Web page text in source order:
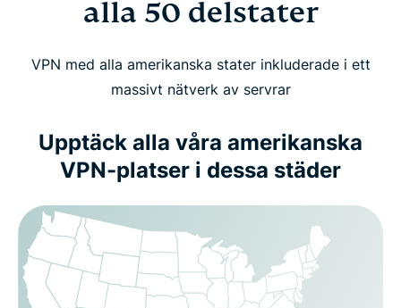
alla 50 delstater
VPN med alla amerikanska stater inkluderade i ett
massivt nätverk av servrar
Upptäck alla våra amerikanska
VPN-platser i dessa städer